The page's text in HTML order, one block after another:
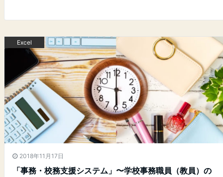
Excel
2018年11月17日
「事務・校務支援システム」〜学校事務職員（教員）の